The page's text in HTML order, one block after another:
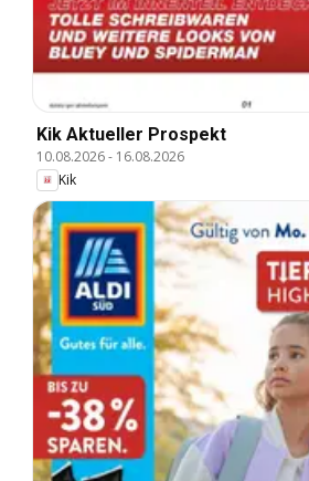
Kik Aktueller Prospekt
10.08.2026- 16.08.2026
Kik